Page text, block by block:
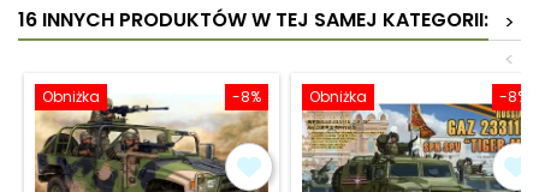
16 INNYCH PRODUKTÓW W TEJ SAMEJ KATEGORII:
>
<
-8%
Obniżka -8%
Obniżka